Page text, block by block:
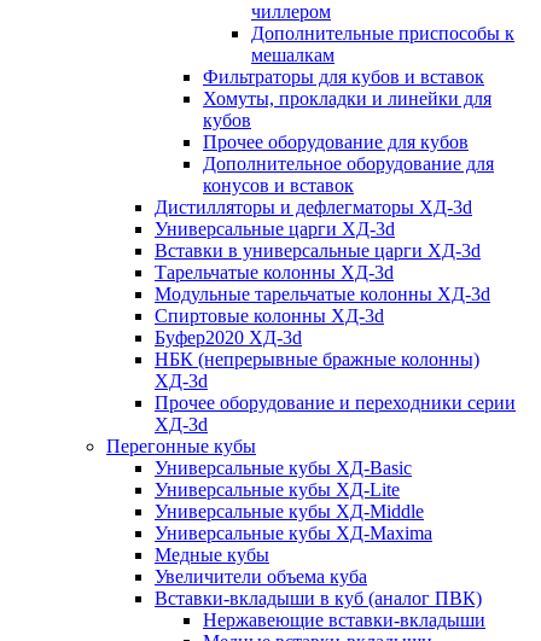
чиллером
Дополнительные приспособы к
мешалкам
Фильтраторы для кубов и вставок
Хомуты, прокладки и линейки для
кубов
Прочее оборудование для кубов
Дополнительное оборудование для
конусов и вставок
Дистилляторы и дефлегматоры ХД-3d
Универсальные царги ХД-3d
Вставки в универсальные царги ХД-3d
Тарельчатые колонны ХД-3d
Модульные тарельчатые колонны ХД-3d
Спиртовые колонны ХД-3d
Буфер2020 ХД-3d
НБК (непрерывные бражные колонны)
ХД-3d
Прочее оборудование и переходники серии
ХД-3d
Перегонные кубы
Универсальные кубы ХД-Basic
Универсальные кубы ХД-Lite
Универсальные кубы ХД-Middle
Универсальные кубы ХД-Maxima
Медные кубы
Увеличители объема куба
Вставки-вкладыши в куб (аналог ПВК)
Нержавеющие вставки-вкладыши